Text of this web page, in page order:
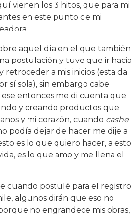
vienen los 3 hitos, que para mi
en este punto de mi
aquel día en el que también
postulación y tuve que ir hacia
retroceder a mis inicios (esta da
sí sola), sin embargo cabe
entonces me di cuenta que
y creando productos que
y mi corazón, cuando cashe
podía dejar de hacer me dije a
es lo que quiero hacer, a esto
es lo que amo y me llena el
cuando postulé para el registro
algunos dirán que eso no
no engrandece mis obras,